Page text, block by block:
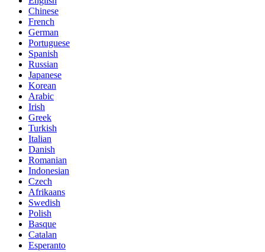
Chinese
French
German
Portuguese
Spanish
Russian
Japanese
Korean
Arabic
Irish
Greek
Turkish
Italian
Danish
Romanian
Indonesian
Czech
Afrikaans
Swedish
Polish
Basque
Catalan
Esperanto